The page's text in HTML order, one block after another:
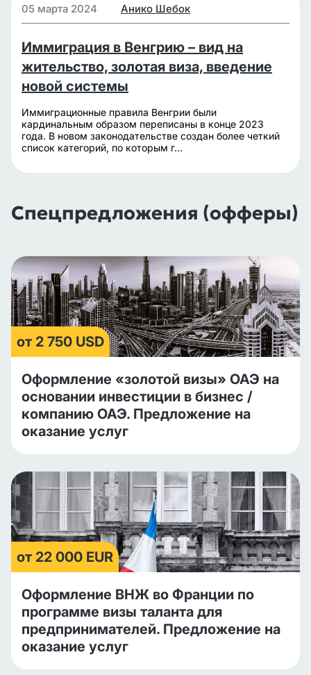
05 марта 2024 Анико Шебок
Иммиграция в Венгрию – вид на
жительство, золотая виза, введение
новой системы
Иммиграционные правила Венгрии были
кардинальным образом переписаны в конце 2023
года. В новом законодательстве создан более четкий
список категорий, по которым г...
Спецпредложения (офферы)
от 2 750 USD
Оформление «золотой визы» ОАЭ на
основании инвестиции в бизнес /
компанию ОАЭ. Предложение на
оказание услуг
от 22 000 EUR
Оформление ВНЖ во Франции по
программе визы таланта для
предпринимателей. Предложение на
оказание услуг